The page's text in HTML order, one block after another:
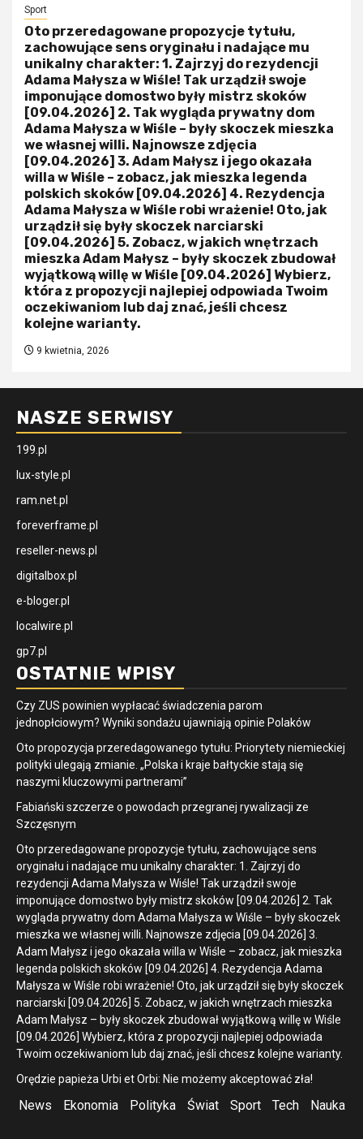
Sport
Oto przeredagowane propozycje tytułu,
zachowujące sens oryginału i nadające mu
unikalny charakter: 1. Zajrzyj do rezydencji
Adama Małysza w Wiśle! Tak urządził swoje
imponujące domostwo były mistrz skoków
[09.04.2026] 2. Tak wygląda prywatny dom
Adama Małysza w Wiśle – były skoczek mieszka
we własnej willi. Najnowsze zdjęcia
[09.04.2026] 3. Adam Małysz i jego okazała
willa w Wiśle – zobacz, jak mieszka legenda
polskich skoków [09.04.2026] 4. Rezydencja
Adama Małysza w Wiśle robi wrażenie! Oto, jak
urządził się były skoczek narciarski
[09.04.2026] 5. Zobacz, w jakich wnętrzach
mieszka Adam Małysz – były skoczek zbudował
wyjątkową willę w Wiśle [09.04.2026] Wybierz,
która z propozycji najlepiej odpowiada Twoim
oczekiwaniom lub daj znać, jeśli chcesz
kolejne warianty.
9 kwietnia, 2026
NASZE SERWISY
199.pl
lux-style.pl
ram.net.pl
foreverframe.pl
reseller-news.pl
digitalbox.pl
e-bloger.pl
localwire.pl
gp7.pl
OSTATNIE WPISY
Czy ZUS powinien wypłacać świadczenia parom
jednopłciowym? Wyniki sondażu ujawniają opinie Polaków
Oto propozycja przeredagowanego tytułu: Priorytety niemieckiej
polityki ulegają zmianie. „Polska i kraje bałtyckie stają się
naszymi kluczowymi partnerami”
Fabiański szczerze o powodach przegranej rywalizacji ze
Szczęsnym
Oto przeredagowane propozycje tytułu, zachowujące sens
oryginału i nadające mu unikalny charakter: 1. Zajrzyj do
rezydencji Adama Małysza w Wiśle! Tak urządził swoje
imponujące domostwo były mistrz skoków [09.04.2026] 2. Tak
wygląda prywatny dom Adama Małysza w Wiśle – były skoczek
mieszka we własnej willi. Najnowsze zdjęcia [09.04.2026] 3.
Adam Małysz i jego okazała willa w Wiśle – zobacz, jak mieszka
legenda polskich skoków [09.04.2026] 4. Rezydencja Adama
Małysza w Wiśle robi wrażenie! Oto, jak urządził się były skoczek
narciarski [09.04.2026] 5. Zobacz, w jakich wnętrzach mieszka
Adam Małysz – były skoczek zbudował wyjątkową willę w Wiśle
[09.04.2026] Wybierz, która z propozycji najlepiej odpowiada
Twoim oczekiwaniom lub daj znać, jeśli chcesz kolejne warianty.
Orędzie papieża Urbi et Orbi: Nie możemy akceptować zła!
News Ekonomia Polityka Świat Sport Tech Nauka